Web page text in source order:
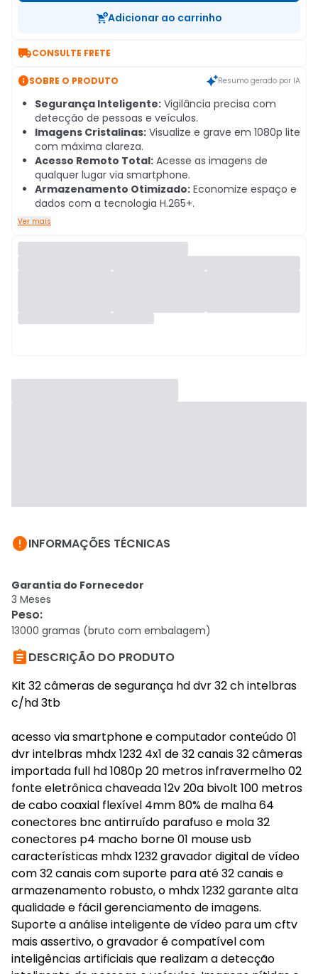
Adicionar ao carrinho
CONSULTE FRETE
SOBRE O PRODUTO Resumo gerado por IA
Segurança Inteligente: Vigilância precisa com
detecção de pessoas e veículos.
Imagens Cristalinas: Visualize e grave em 1080p lite
com máxima clareza.
Acesso Remoto Total: Acesse as imagens de
qualquer lugar via smartphone.
Armazenamento Otimizado: Economize espaço e
dados com a tecnologia H.265+.
Ver mais
INFORMAÇÕES TÉCNICAS
Garantia do Fornecedor
3 Meses
Peso:
13000 gramas (bruto com embalagem)
DESCRIÇÃO DO PRODUTO
Kit 32 câmeras de segurança hd dvr 32 ch intelbras
c/hd 3tb
acesso via smartphone e computador conteúdo 01
dvr intelbras mhdx 1232 4x1 de 32 canais 32 câmeras
importada full hd 1080p 20 metros infravermelho 02
fonte eletrônica chaveada 12v 20a bivolt 100 metros
de cabo coaxial flexível 4mm 80% de malha 64
conectores bnc antirruído parafuso e mola 32
conectores p4 macho borne 01 mouse usb
características mhdx 1232 gravador digital de vídeo
com 32 canais com suporte para até 32 canais e
armazenamento robusto, o mhdx 1232 garante alta
qualidade e fácil gerenciamento de imagens.
Suporte a análise inteligente de vídeo para um cftv
mais assertivo, o gravador é compatível com
inteligências artificiais que realizam a detecção